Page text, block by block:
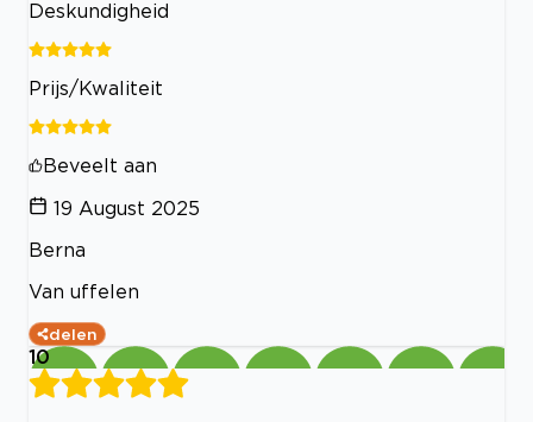
Deskundigheid
Prijs/Kwaliteit
Beveelt aan
19 August 2025
Berna
Van uffelen
delen
10